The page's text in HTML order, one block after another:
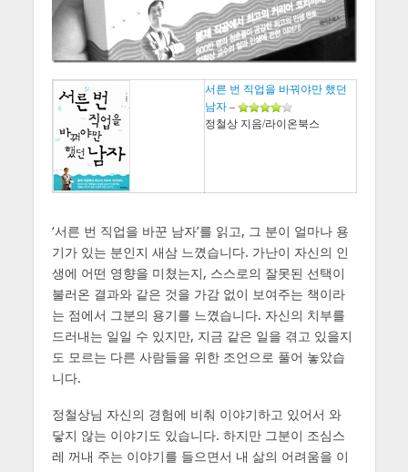
서른 번 직업을 바꿔야만 했던
남자 –
정철상 지음/라이온북스
‘서른 번 직업을 바꾼 남자’를 읽고, 그 분이 얼마나 용
기가 있는 분인지 새삼 느꼈습니다. 가난이 자신의 인
생에 어떤 영향을 미쳤는지, 스스로의 잘못된 선택이
불러온 결과와 같은 것을 가감 없이 보여주는 책이라
는 점에서 그분의 용기를 느꼈습니다. 자신의 치부를
드러내는 일일 수 있지만, 지금 같은 일을 겪고 있을지
도 모르는 다른 사람들을 위한 조언으로 풀어 놓았습
니다.
정철상님 자신의 경험에 비춰 이야기하고 있어서 와
닿지 않는 이야기도 있습니다. 하지만 그분이 조심스
레 꺼내 주는 이야기를 들으면서 내 삶의 어려움을 이